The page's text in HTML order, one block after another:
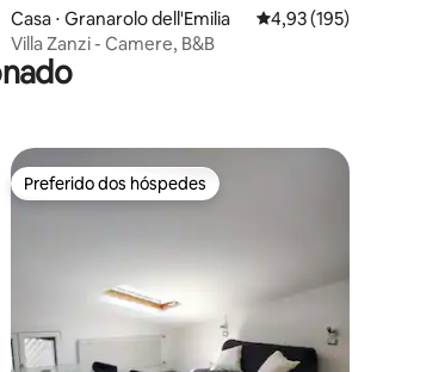
Casa ⋅ Granarolo dell'Emilia 4,93 de uma avaliação
4,93 (195)
Villa Zanzi - Camere, B&B
Preferido dos hóspedes
Preferido dos hóspedes